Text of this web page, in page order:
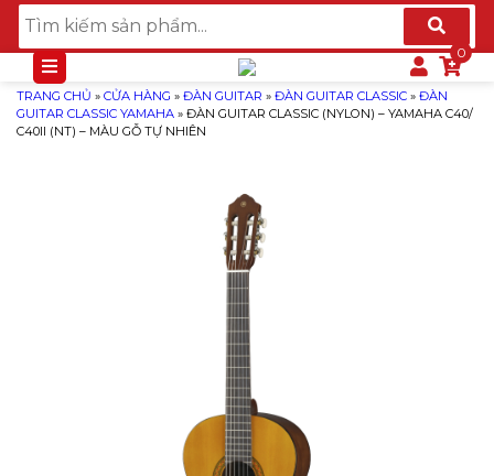
TRANG CHỦ » CỬA HÀNG » ĐÀN GUITAR » ĐÀN GUITAR CLASSIC » ĐÀN
GUITAR CLASSIC YAMAHA » ĐÀN GUITAR CLASSIC (NYLON) – YAMAHA C40/
C40II (NT) – MÀU GỖ TỰ NHIÊN